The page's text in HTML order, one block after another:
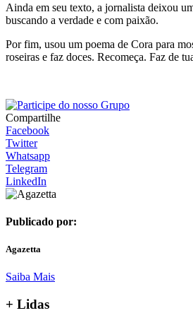
Ainda em seu texto, a jornalista deixou
buscando a verdade e com paixão.
Por fim, usou um poema de Cora para
roseiras e faz doces. Recomeça. Faz de
Compartilhe
Facebook
Twitter
Whatsapp
Telegram
LinkedIn
Publicado por:
Agazetta
Saiba Mais
+ Lidas